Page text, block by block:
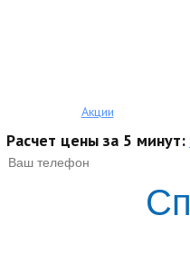
Акции
Расчет цены за 5 минут: